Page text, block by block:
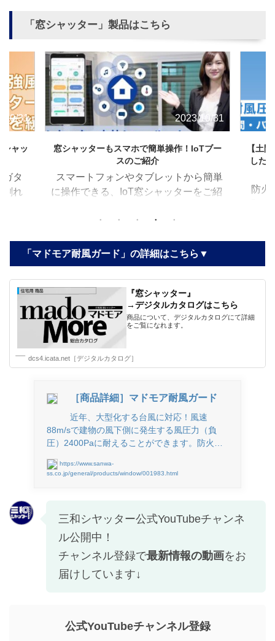
「窓シャッター」製品はこちら
2023/10/31
単操作！IoTブー
ットから簡単
ャッターをご紹
作 ・料理中で
トスピーカー
、窓シャッタ
一斉に操作
2023/10/31
【土間・バルコニー納まり】防火認定を取得
した窓シャッター「マドモア耐風ガード ス
クリーンGⅡタイプ」」
防火認定を取得した窓シャッター
GⅡタイプ／土間・バルコニー納ま
ガード スクリーンGⅡタイプ／土間・
ルコニー納まりでは業界初となる防火
認定を取得 ・網入りガラスの設置が不
要 ・最大耐風圧（負圧）は
1800Pa（風速76m/s時の風圧（負圧）
に相当） ・1階の土間や2階以上のバル
コニーに設置可能
「マドモア耐風ガード」の詳細はこちら▼
『窓シャッター』
→デジタルカタログはこちら
商品について、デジタルカタログにて詳細
をご覧になれます。
dcs4.icata.net［デジタルカタログ］
［商品詳細］マドモア耐風ガード
近年、大型化する台風に対応！風速
88m/sで建物の風下側に発生する風圧力（負
圧）2400Paに耐えることができます。防火…
https://www.sanwa-
ss.co.jp/general/products/window/001983.html
三和シヤッター公式YouTubeチャンネ
ル公開中！
チャンネル登録で最新情報の動画をお
届けしています↓
公式YouTubeチャンネル登録